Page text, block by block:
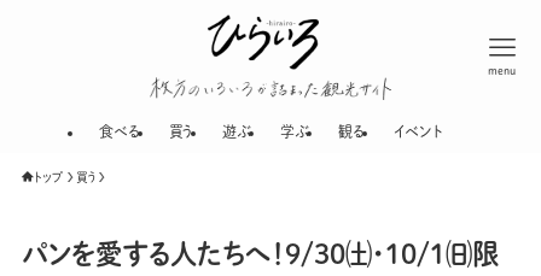
menu
食べる 買う 遊ぶ 学ぶ 観る イベント
トップ 買う
パンを愛する人たちへ！9/30㈯・10/1㈰限